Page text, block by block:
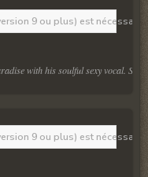
9 ou plus) est
with his soulful sexy vocal.
9 ou plus) est